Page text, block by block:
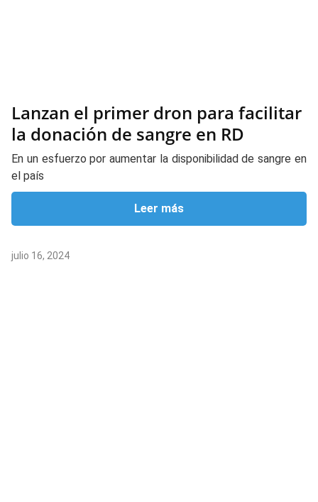
Lanzan el primer dron para facilitar
la donación de sangre en RD
En un esfuerzo por aumentar la disponibilidad de sangre en
el país
Leer más
julio 16, 2024